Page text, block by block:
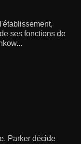
ses fonctions de
Parker décide